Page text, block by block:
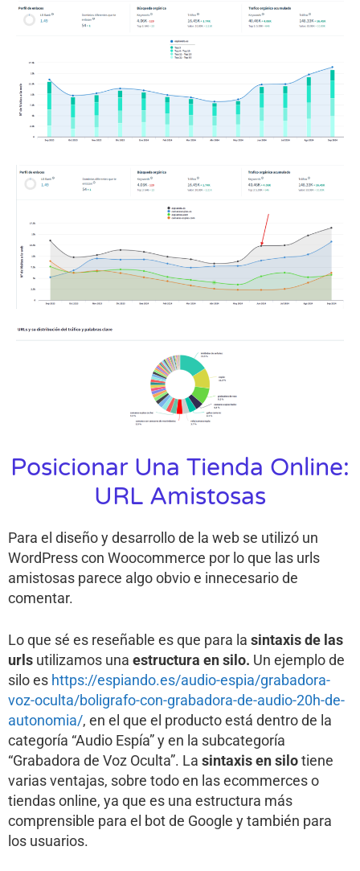
Posicionar Una Tienda Online:
URL Amistosas
Para el diseño y desarrollo de la web se utilizó un
WordPress con Woocommerce por lo que las urls
amistosas parece algo obvio e innecesario de
comentar.
Lo que sé es reseñable es que para la sintaxis de las
urls utilizamos una estructura en silo. Un ejemplo de
silo es https://espiando.es/audio-espia/grabadora-
voz-oculta/boligrafo-con-grabadora-de-audio-20h-de-
autonomia/, en el que el producto está dentro de la
categoría “Audio Espía” y en la subcategoría
“Grabadora de Voz Oculta”. La sintaxis en silotiene
varias ventajas, sobre todo en las ecommerces o
tiendas online, ya que es una estructura más
comprensible para el bot de Google y también para
los usuarios.